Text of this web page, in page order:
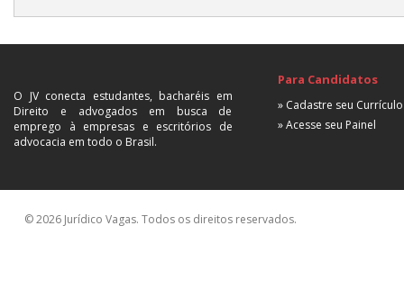
O JV conecta estudantes, bacharéis em
Direito e advogados em busca de
emprego à empresas e escritórios de
advocacia em todo o Brasil.
Para Candidatos
» Cadastre seu Currículo
» Acesse seu Painel
© 2026 Jurídico Vagas. Todos os direitos reservados.